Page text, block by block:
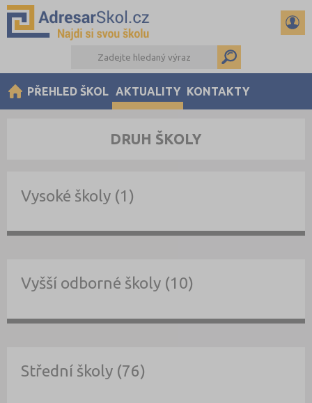
PŘEHLED ŠKOL AKTUALITY KONTAKTY
DRUH ŠKOLY
Vysoké školy (1)
Vyšší odborné školy (10)
Střední školy (76)